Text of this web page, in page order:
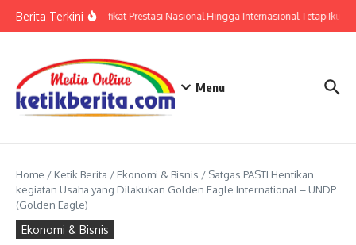
Berita TerkiniPolri: Sertifikat Prestasi Nasional Hingga Internasional Tetap Ikuti
Menu
Home / Ketik Berita / Ekonomi & Bisnis / Satgas PASTI Hentikan
kegiatan Usaha yang Dilakukan Golden Eagle International – UNDP
(Golden Eagle)
Ekonomi & Bisnis